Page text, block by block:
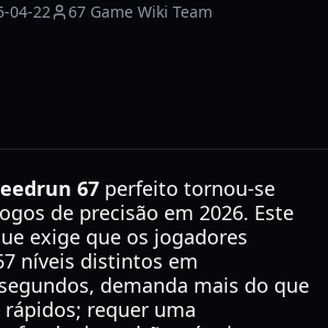
04-22 67 Game Wiki Team
67 perfeito tornou-se
de precisão em 2026. Este
exige que os jogadores
níveis distintos em
demanda mais do que
requer uma